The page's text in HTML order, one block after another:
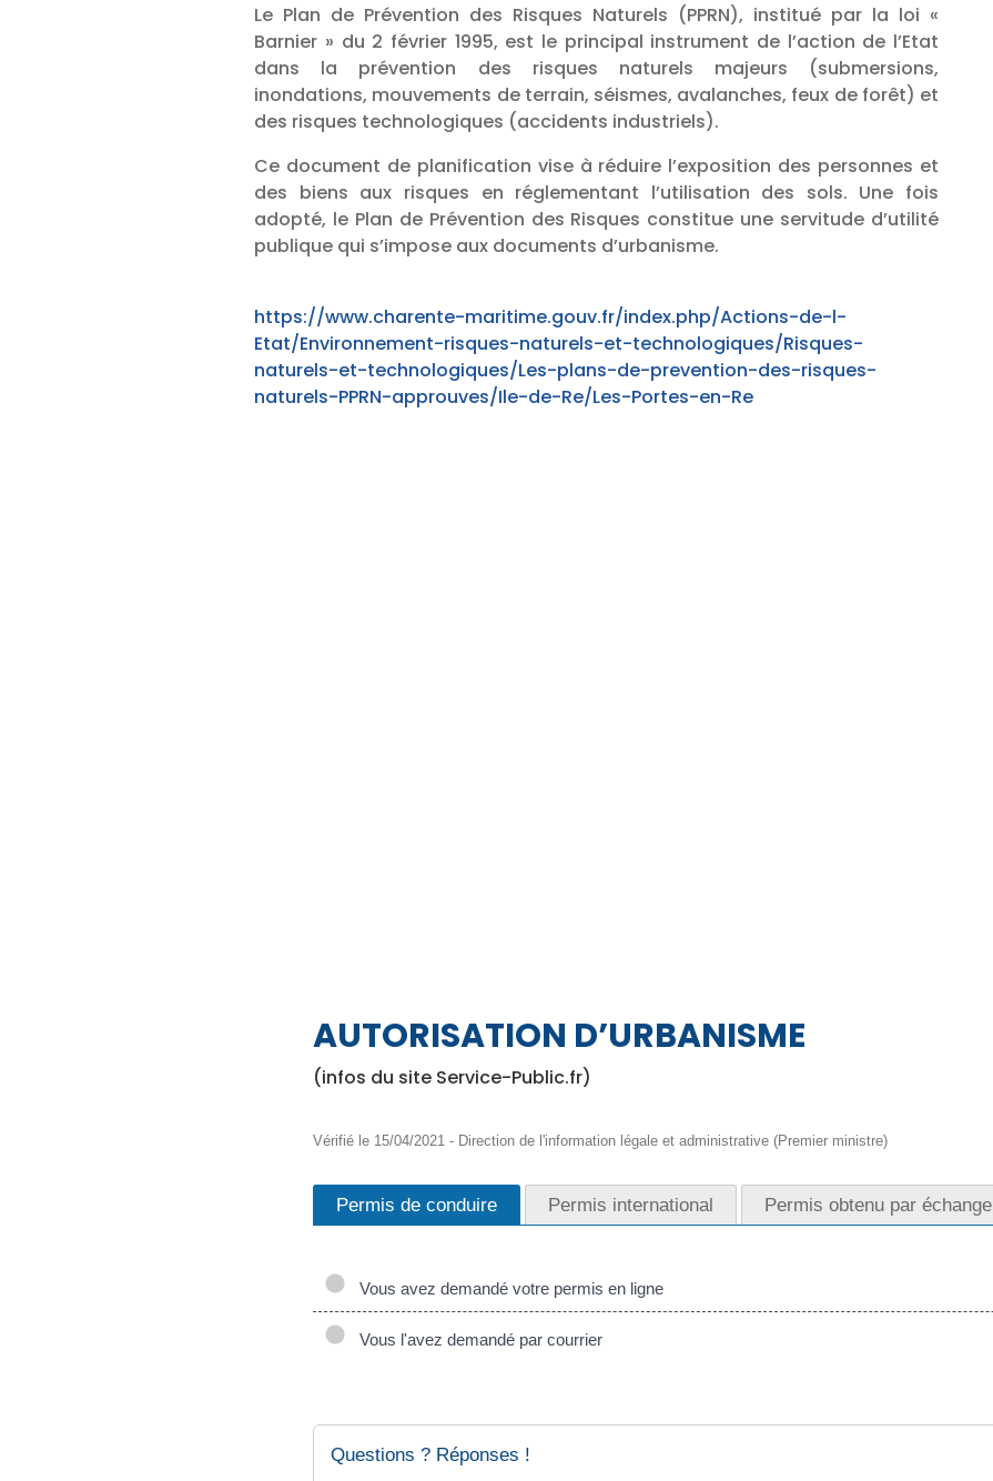
Le Plan de Prévention des Risques Naturels (PPRN), institué par la loi «
Barnier » du 2 février 1995, est le principal instrument de l’action de l’Etat
dans la prévention des risques naturels majeurs (submersions,
inondations, mouvements de terrain, séismes, avalanches, feux de forêt) et
des risques technologiques (accidents industriels).
Ce document de planification vise à réduire l’exposition des personnes et
des biens aux risques en réglementant l’utilisation des sols. Une fois
adopté, le Plan de Prévention des Risques constitue une servitude d’utilité
publique qui s’impose aux documents d’urbanisme.
https://www.charente-maritime.gouv.fr/index.php/Actions-de-l-
Etat/Environnement-risques-naturels-et-technologiques/Risques-
naturels-et-technologiques/Les-plans-de-prevention-des-risques-
naturels-PPRN-approuves/Ile-de-Re/Les-Portes-en-Re
AUTORISATION D’URBANISME
(infos du site Service-Public.fr)
Vérifié le 15/04/2021 - Direction de l'information légale et administrative (Premier ministre)
Permis de conduire Permis international Permis obtenu par échange
Vous avez demandé votre permis en ligne
Vous l'avez demandé par courrier
Questions ? Réponses !